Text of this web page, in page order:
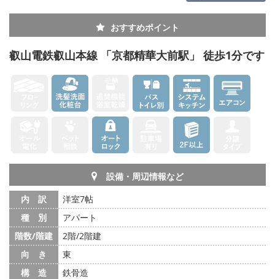
おすすめポイント
叡山電鉄叡山本線 「京都精華大前駅」 徒歩1分です
設備・周辺情報など
内 訳
洋室7帖
種 別
アパート
階数/階建
2階/2階建
向 き
東
構 造
鉄骨造